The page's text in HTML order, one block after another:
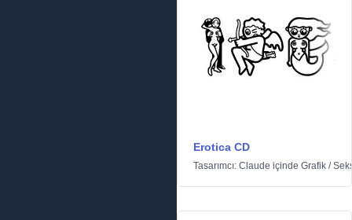
Erotica CD
Tasarımcı: Claude içinde Grafik /